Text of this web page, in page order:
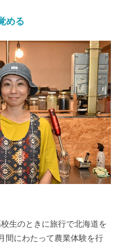
める
生のときに旅行で北海道を
間にわたって農業体験を行